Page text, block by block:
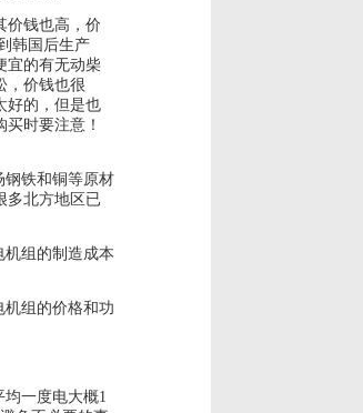
价钱也高，价
韩国后生产
宜的有无动柴
，价钱也很
好的，但是也
时要注意！
钢铁和铜等原材
多北方地区已
组的制造成本
组的价格和功
一度电大概1